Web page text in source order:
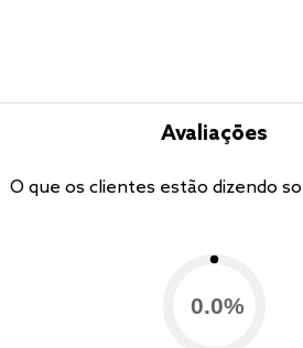
Avaliações
O que os clientes estão dizendo
0.0%